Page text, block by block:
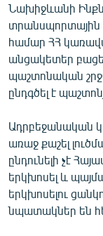
Նախիջևանի
տրանսպորտային
համար ՀՀ
անցակետեր
պաշտոնական
ընդգծել է
Ադրբեջանական
առաջ քաշել
ընդունելի չէ
երկխոսել և
երկխոսելու
նպատակներ են